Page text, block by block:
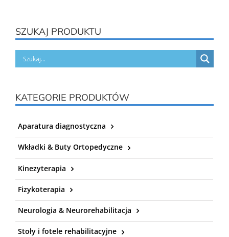
SZUKAJ PRODUKTU
KATEGORIE PRODUKTÓW
Aparatura diagnostyczna
Wkładki & Buty Ortopedyczne
Kinezyterapia
Fizykoterapia
Neurologia & Neurorehabilitacja
Stoły i fotele rehabilitacyjne